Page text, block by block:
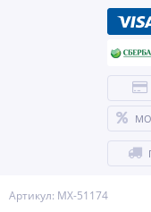
Артикул: MX-51174